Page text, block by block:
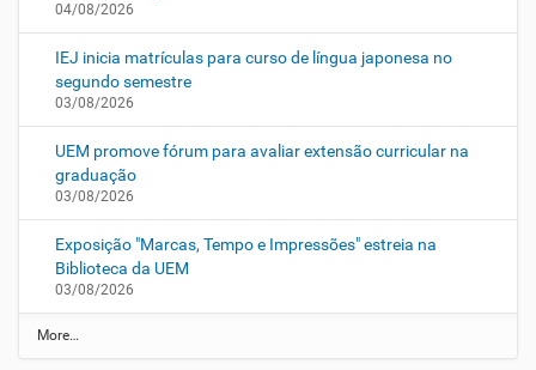
04/08/2026
IEJ inicia matrículas para curso de língua japonesa no
segundo semestre
03/08/2026
UEM promove fórum para avaliar extensão curricular na
graduação
03/08/2026
Exposição "Marcas, Tempo e Impressões" estreia na
Biblioteca da UEM
03/08/2026
N
o
More…